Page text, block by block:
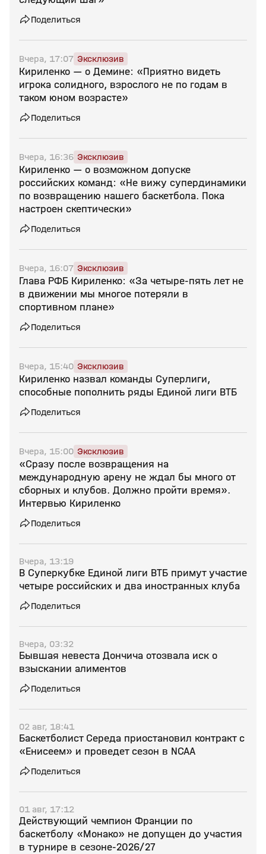
Поделиться
Вчера, 17:07 Эксклюзив
Кириленко — о Демине: «Приятно видеть
игрока солидного, взрослого не по годам в
таком юном возрасте»
Поделиться
Вчера, 16:36 Эксклюзив
Кириленко — о возможном допуске
российских команд: «Не вижу супердинамики
по возвращению нашего баскетбола. Пока
настроен скептически»
Поделиться
Вчера, 16:07 Эксклюзив
Глава РФБ Кириленко: «За четыре‑пять лет не
в движении мы многое потеряли в
спортивном плане»
Поделиться
Вчера, 15:40 Эксклюзив
Кириленко назвал команды Суперлиги,
способные пополнить ряды Единой лиги ВТБ
Поделиться
Вчера, 15:00 Эксклюзив
«Сразу после возвращения на
международную арену не ждал бы много от
сборных и клубов. Должно пройти время».
Интервью Кириленко
Поделиться
Вчера, 13:19
В Суперкубке Единой лиги ВТБ примут участие
четыре российских и два иностранных клуба
Поделиться
Вчера, 03:32
Бывшая невеста Дончича отозвала иск о
взыскании алиментов
Поделиться
02 авг, 18:41
Баскетболист Середа приостановил контракт с
«Енисеем» и проведет сезон в NCAA
Поделиться
01 авг, 17:12
Действующий чемпион Франции по
баскетболу «Монако» не допущен до участия
в турнире в сезоне‑2026/27